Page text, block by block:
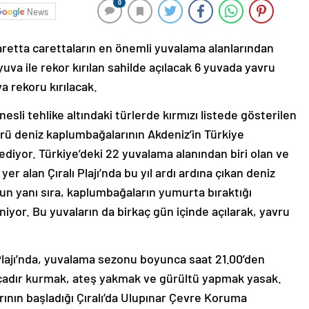
News
0
carettaların en önemli yuvalama alanlarından
ile rekor kırılan sahilde açılacak 6 yuvada yavru
rekoru kırılacak.
tehlike altındaki türlerde kırmızı listede gösterilen
deniz kaplumbağalarının Akdeniz’in Türkiye
Türkiye’deki 22 yuvalama alanından biri olan ve
alan Çıralı Plajı’nda bu yıl ardı ardına çıkan deniz
yanı sıra, kaplumbağaların yumurta bıraktığı
Bu yuvaların da birkaç gün içinde açılarak, yavru
yuvalama sezonu boyunca saat 21.00’den
kurmak, ateş yakmak ve gürültü yapmak yasak.
başladığı Çıralı’da Ulupınar Çevre Koruma